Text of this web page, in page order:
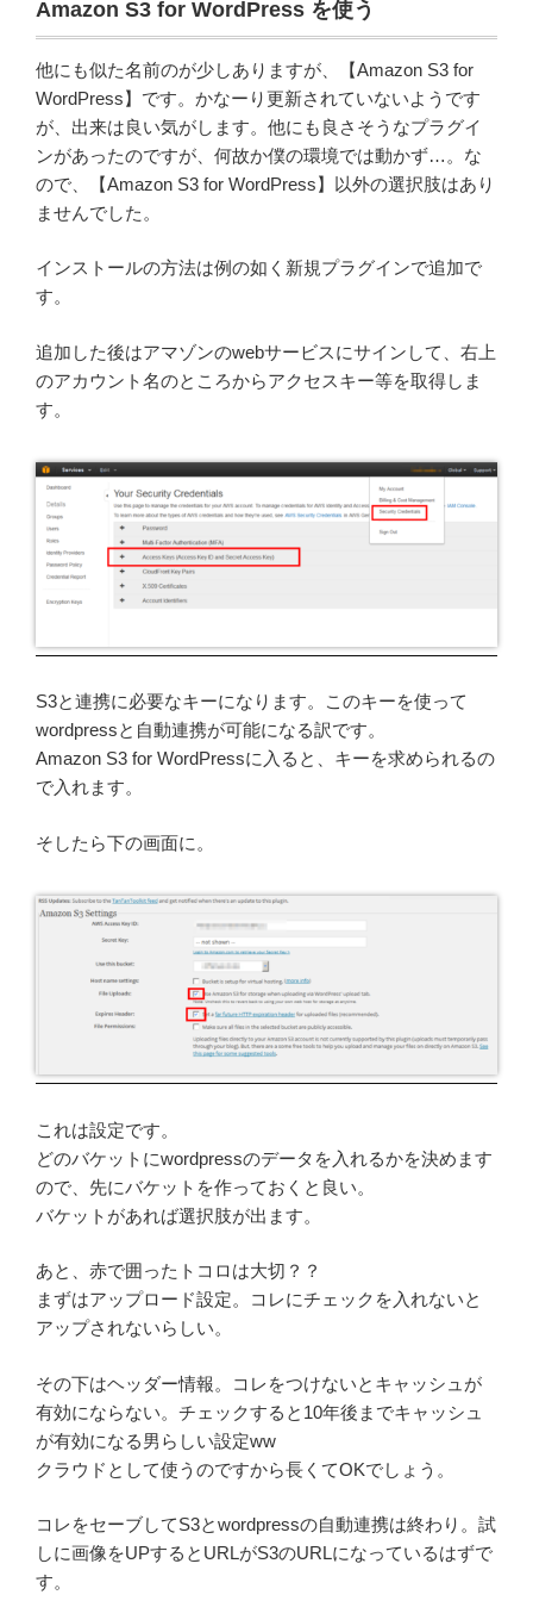
Amazon S3 for WordPress を使う
他にも似た名前のが少しありますが、【Amazon S3 for
WordPress】です。かなーり更新されていないようです
が、出来は良い気がします。他にも良さそうなプラグイ
ンがあったのですが、何故か僕の環境では動かず…。な
ので、【Amazon S3 for WordPress】以外の選択肢はあり
ませんでした。
インストールの方法は例の如く新規プラグインで追加で
す。
追加した後はアマゾンのwebサービスにサインして、右上
のアカウント名のところからアクセスキー等を取得しま
す。
S3と連携に必要なキーになります。このキーを使って
wordpressと自動連携が可能になる訳です。
Amazon S3 for WordPressに入ると、キーを求められるの
で入れます。
そしたら下の画面に。
これは設定です。
どのバケットにwordpressのデータを入れるかを決めます
ので、先にバケットを作っておくと良い。
バケットがあれば選択肢が出ます。
あと、赤で囲ったトコロは大切？？
まずはアップロード設定。コレにチェックを入れないと
アップされないらしい。
その下はヘッダー情報。コレをつけないとキャッシュが
有効にならない。チェックすると10年後までキャッシュ
が有効になる男らしい設定ww
クラウドとして使うのですから長くてOKでしょう。
コレをセーブしてS3とwordpressの自動連携は終わり。試
しに画像をUPするとURLがS3のURLになっているはずで
す。